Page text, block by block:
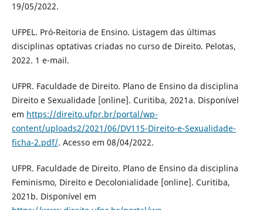
19/05/2022.
UFPEL. Pró-Reitoria de Ensino. Listagem das últimas
disciplinas optativas criadas no curso de Direito. Pelotas,
2022. 1 e-mail.
UFPR. Faculdade de Direito. Plano de Ensino da disciplina
Direito e Sexualidade [online]. Curitiba, 2021a. Disponível
em https://direito.ufpr.br/portal/wp-
content/uploads2/2021/06/DV115-Direito-e-Sexualidade-
ficha-2.pdf/. Acesso em 08/04/2022.
UFPR. Faculdade de Direito. Plano de Ensino da disciplina
Feminismo, Direito e Decolonialidade [online]. Curitiba,
2021b. Disponível em